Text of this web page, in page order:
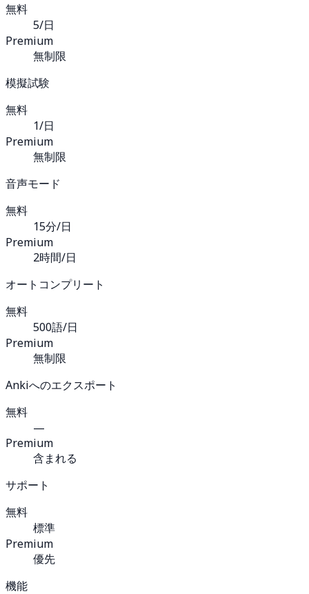
無料
5/日
Premium
無制限
模擬試験
無料
1/日
Premium
無制限
音声モード
無料
15分/日
Premium
2時間/日
オートコンプリート
無料
500語/日
Premium
無制限
Ankiへのエクスポート
無料
—
Premium
含まれる
サポート
無料
標準
Premium
優先
機能